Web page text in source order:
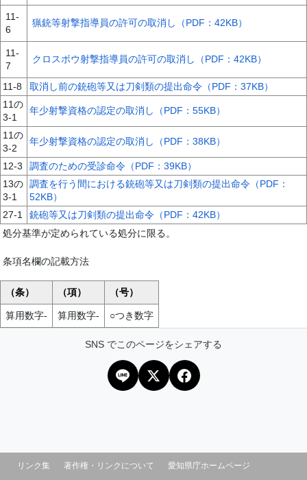
11-
6
猟銃等射撃指導員の許可の取消し（PDF：42KB）
11-
7
クロスボウ射撃指導員の許可の取消し（PDF：42KB）
11-8
取消し前の銃砲等又は刀剣類の提出命令（PDF：37KB）
11の
3-1
年少射撃資格の認定の取消し（PDF：55KB）
11の
3-2
年少射撃資格の認定の取消し（PDF：38KB）
12-3
調査のための受診命令（PDF：39KB）
13の
3-1
調査を行う間における銃砲等又は刀剣類の提出命令（PDF：
52KB）
27-1
銃砲等又は刀剣類の提出命令（PDF：42KB）
処分基準が定められている処分に限る。
条項名欄の記載方法
（条） （項） （号）
算用数字- 算用数字- ○つき数字
SNS でこのページをシェアする
リンク集 著作権・リンクについて 愛知県庁ホームページ